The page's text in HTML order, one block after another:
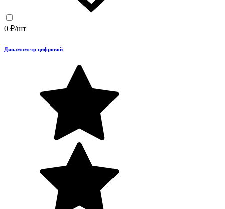
0 ₽/шт
Динамометр цифровой